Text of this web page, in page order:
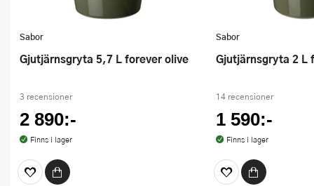
Sabor
Gjutjärnsgryta 5,7 L forever olive
3 recensioner
2 890:-
Finns i lager
Sabor
Gjutjärnsgryta 2
14 recensioner
1 590:-
Finns i lager